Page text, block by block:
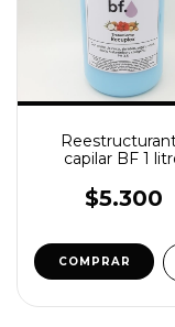
capilar BF 1
$5.300